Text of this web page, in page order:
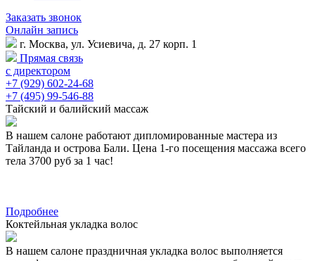
Заказать звонок
Онлайн запись
г. Москва, ул. Усиевича, д. 27 корп. 1
Прямая связь
с директором
+7 (929) 602-24-68
+7 (495) 99-546-88
Тайский и балийский массаж
В нашем салоне работают дипломированные мастера из
Тайланда и острова Бали. Цена 1-го посещения массажа всего
тела 3700 руб за 1 час!
Подробнее
Коктейльная укладка волос
В нашем салоне праздничная укладка волос выполняется